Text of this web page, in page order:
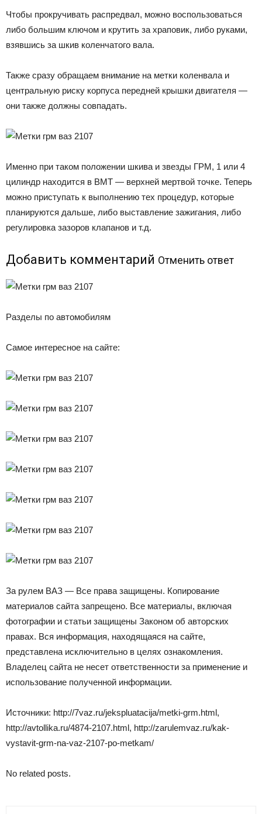
Чтобы прокручивать распредвал, можно воспользоваться
либо большим ключом и крутить за храповик, либо руками,
взявшись за шкив коленчатого вала.
Также сразу обращаем внимание на метки коленвала и
центральную риску корпуса передней крышки двигателя —
они также должны совпадать.
Именно при таком положении шкива и звезды ГРМ, 1 или 4
цилиндр находится в ВМТ — верхней мертвой точке. Теперь
можно приступать к выполнению тех процедур, которые
планируются дальше, либо выставление зажигания, либо
регулировка зазоров клапанов и т.д.
Добавить комментарий Отменить ответ
Разделы по автомобилям
Самое интересное на сайте:
За рулем ВАЗ — Все права защищены. Копирование
материалов сайта запрещено. Все материалы, включая
фотографии и статьи защищены Законом об авторских
правах. Вся информация, находящаяся на сайте,
представлена исключительно в целях ознакомления.
Владелец сайта не несет ответственности за применение и
использование полученной информации.
Источники: http://7vaz.ru/jekspluatacija/metki-grm.html,
http://avtollika.ru/4874-2107.html, http://zarulemvaz.ru/kak-
vystavit-grm-na-vaz-2107-po-metkam/
No related posts.